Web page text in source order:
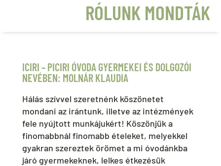
RÓLUNK MONDTÁK
ICIRI – PICIRI ÓVODA GYERMEKEI ÉS DOLGOZÓI
NEVÉBEN: MOLNÁR KLAUDIA
Hálás szívvel szeretnénk köszönetet
mondani az irántunk, illetve az intézmények
fele nyújtott munkájukért! Köszönjük a
finomabbnál finomabb ételeket, melyekkel
gyakran szereztek örömet a mi óvodánkba
járó gyermekeknek, lelkes étkezésük